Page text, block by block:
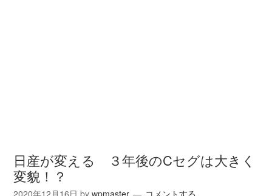
日産が変える ３年後のCセグは大きく
変貌！？
2020年12月16日 bywpmaster コメントする